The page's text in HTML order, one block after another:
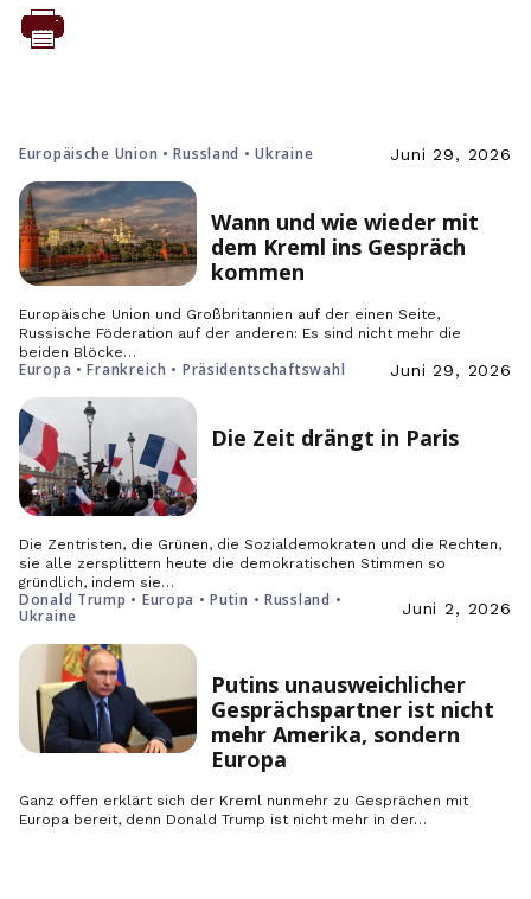
Europäische Union • Russland • Ukraine Juni 29, 2026
Wann und wie wieder mit
dem Kreml ins Gespräch
kommen
Europäische Union und Großbritannien auf der einen Seite,
Russische Föderation auf der anderen: Es sind nicht mehr die
beiden Blöcke…
Europa • Frankreich • Präsidentschaftswahl Juni 29, 2026
Die Zeit drängt in Paris
Die Zentristen, die Grünen, die Sozialdemokraten und die Rechten,
sie alle zersplittern heute die demokratischen Stimmen so
gründlich, indem sie…
Donald Trump • Europa • Putin • Russland •
Ukraine
Juni 2, 2026
Putins unausweichlicher
Gesprächspartner ist nicht
mehr Amerika, sondern
Europa
Ganz offen erklärt sich der Kreml nunmehr zu Gesprächen mit
Europa bereit, denn Donald Trump ist nicht mehr in der…